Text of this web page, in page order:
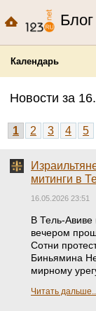
Календарь
Новости за
1 2 3 4 5
митинги в
16.05.2026 23:51
В Тель-Авиве
вечером
Сотни
Биньямина
мирному
Читать